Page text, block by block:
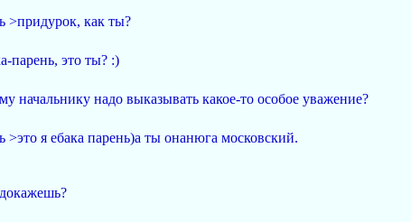
>придурок, как ты?
парень, это ты? :)
начальнику надо выказывать какое-то особое уважение?
>это я ебака парень)а ты онанюга московский.